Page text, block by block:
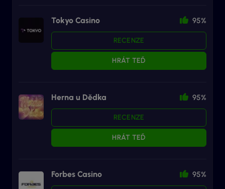
Tokyo Casino 95%
RECENZE
HRÁT TEĎ
Herna u Dědka 95%
RECENZE
HRÁT TEĎ
Forbes Casino 95%